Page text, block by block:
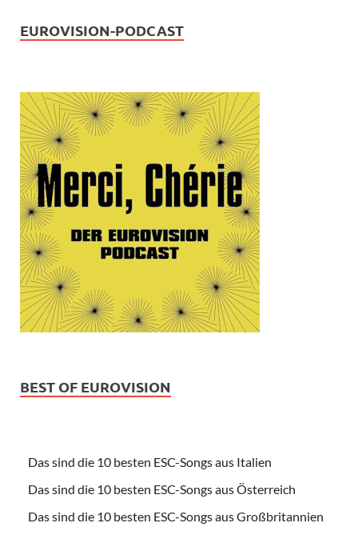
EUROVISION-PODCAST
BEST OF EUROVISION
Das sind die 10 besten ESC-Songs aus Italien
Das sind die 10 besten ESC-Songs aus Österreich
Das sind die 10 besten ESC-Songs aus Großbritannien